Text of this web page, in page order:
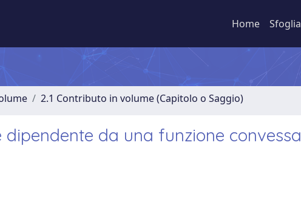
Home Sfoglia
2.1 Contributo in volume (Capitolo o Saggio)
da una funzione convessa